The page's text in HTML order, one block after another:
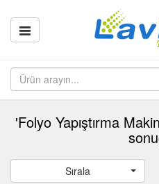
'Folyo Yapıştırma
Sırala